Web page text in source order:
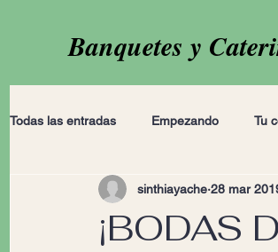
Banquetes y
Todas las entradas Empezando Tu
¡BODAS
sinthiayache 28 mar